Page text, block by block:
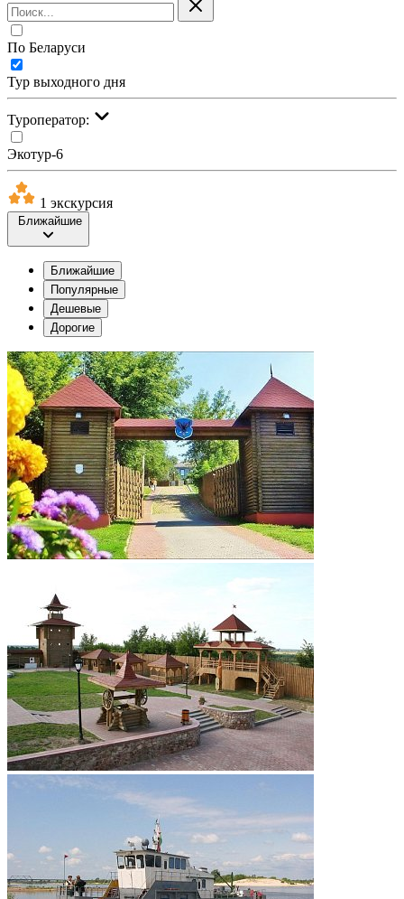
По Беларуси
Тур выходного дня
Туроператор:
Экотур-6
1 экскурсия
Ближайшие
Ближайшие
Популярные
Дешевые
Дорогие